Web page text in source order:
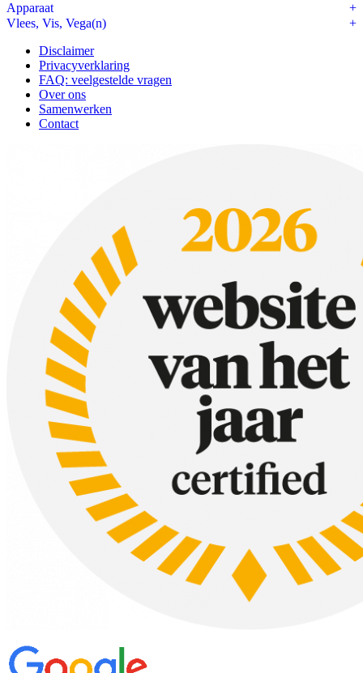
Apparaat
Vlees, Vis, Vega(n)
Disclaimer
Privacyverklaring
FAQ: veelgestelde vragen
Over ons
Samenwerken
Contact